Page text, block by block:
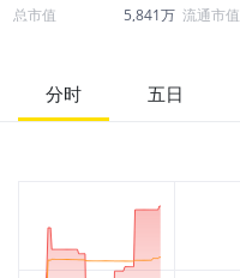
总市值
5,841万 流通市值
52周最高
34.27
股息
分时 五日